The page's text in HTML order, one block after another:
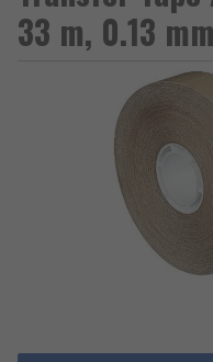
33 m, 0.13